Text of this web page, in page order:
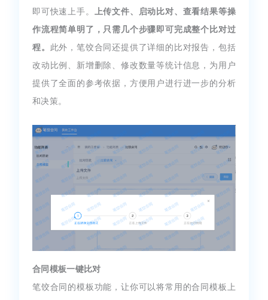
即可快速上手。 上传文件、启动比对、查看结果等操
作流程简单明了，只需几个步骤即可完成整个比对过
程。 此外，笔饺合同还提供了详细的比对报告，包括
改动比例、新增删除、修改数量等统计信息，为用户
提供了全面的参考依据，方便用户进行进一步的分析
和决策。
合同模板一键比对
笔饺合同的模板功能，让你可以将常用的合同模板上